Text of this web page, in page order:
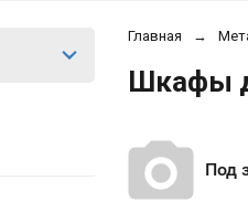
Главная
Шкафы
Под